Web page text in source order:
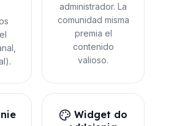
administrador. La
comunidad misma
premia el
contenido
valioso.
Widget do